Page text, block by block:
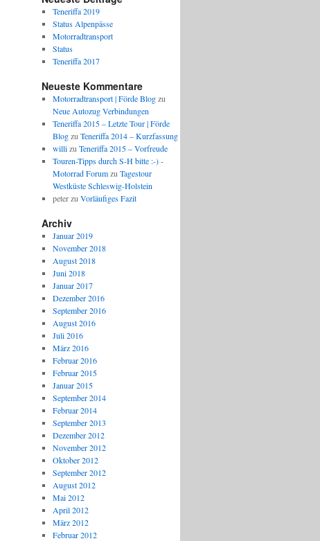
Teneriffa 2019
Status Alpenpässe
Motorradtransport
Status
Teneriffa 2017
Neueste Kommentare
Motorradtransport | Förde Blogzu
Neue Autozug Verbindungen
Teneriffa 2015 – Letzte Tour | Förde
Blogzu Teneriffa 2014 – Kurzfassung
willizu Teneriffa 2015 – Vorfreude
Touren-Tipps durch S-H bitte :-) -
Motorrad Forumzu Tagestour
Westküste Schleswig-Holstein
peterzu Vorläufiges Fazit
Archiv
Januar 2019
November 2018
August 2018
Juni 2018
Januar 2017
Dezember 2016
September 2016
August 2016
Juli 2016
März 2016
Februar 2016
Februar 2015
Januar 2015
September 2014
Februar 2014
September 2013
Dezember 2012
November 2012
Oktober 2012
September 2012
August 2012
Mai 2012
April 2012
März 2012
Februar 2012